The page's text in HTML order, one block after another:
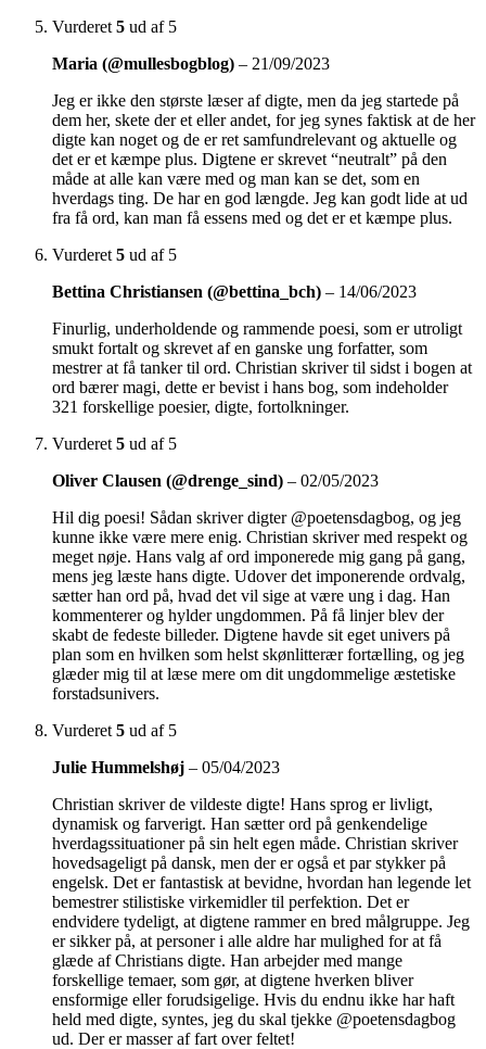
Vurderet 5 ud af 5
Maria (@mullesbogblog) – 21/09/2023
Jeg er ikke den største læser af digte, men da jeg startede på
dem her, skete der et eller andet, for jeg synes faktisk at de her
digte kan noget og de er ret samfundrelevant og aktuelle og
det er et kæmpe plus. Digtene er skrevet “neutralt” på den
måde at alle kan være med og man kan se det, som en
hverdags ting. De har en god længde. Jeg kan godt lide at ud
fra få ord, kan man få essens med og det er et kæmpe plus.
Vurderet 5 ud af 5
Bettina Christiansen (@bettina_bch) – 14/06/2023
Finurlig, underholdende og rammende poesi, som er utroligt
smukt fortalt og skrevet af en ganske ung forfatter, som
mestrer at få tanker til ord. Christian skriver til sidst i bogen at
ord bærer magi, dette er bevist i hans bog, som indeholder
321 forskellige poesier, digte, fortolkninger.
Vurderet 5 ud af 5
Oliver Clausen (@drenge_sind) – 02/05/2023
Hil dig poesi! Sådan skriver digter @poetensdagbog, og jeg
kunne ikke være mere enig. Christian skriver med respekt og
meget nøje. Hans valg af ord imponerede mig gang på gang,
mens jeg læste hans digte. Udover det imponerende ordvalg,
sætter han ord på, hvad det vil sige at være ung i dag. Han
kommenterer og hylder ungdommen. På få linjer blev der
skabt de fedeste billeder. Digtene havde sit eget univers på
plan som en hvilken som helst skønlitterær fortælling, og jeg
glæder mig til at læse mere om dit ungdommelige æstetiske
forstadsunivers.
Vurderet 5 ud af 5
Julie Hummelshøj – 05/04/2023
Christian skriver de vildeste digte! Hans sprog er livligt,
dynamisk og farverigt. Han sætter ord på genkendelige
hverdagssituationer på sin helt egen måde. Christian skriver
hovedsageligt på dansk, men der er også et par stykker på
engelsk. Det er fantastisk at bevidne, hvordan han legende let
bemestrer stilistiske virkemidler til perfektion. Det er
endvidere tydeligt, at digtene rammer en bred målgruppe. Jeg
er sikker på, at personer i alle aldre har mulighed for at få
glæde af Christians digte. Han arbejder med mange
forskellige temaer, som gør, at digtene hverken bliver
ensformige eller forudsigelige. Hvis du endnu ikke har haft
held med digte, syntes, jeg du skal tjekke @poetensdagbog
ud. Der er masser af fart over feltet!